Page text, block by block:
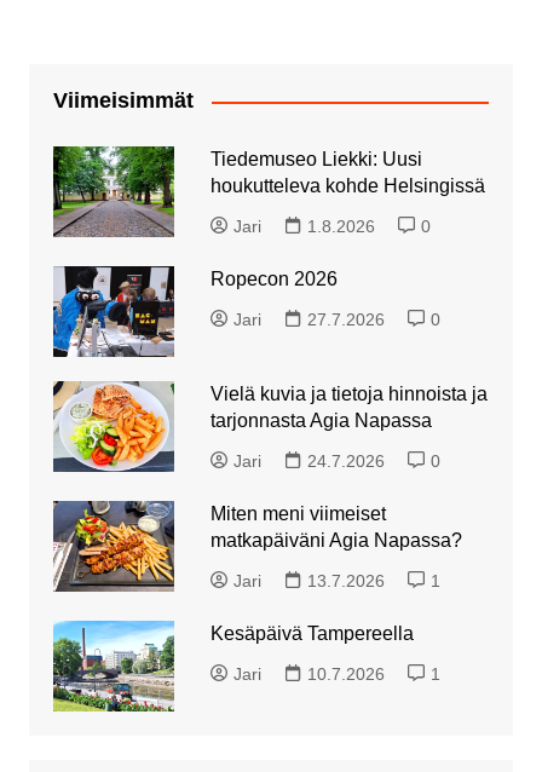
Viimeisimmät
Tiedemuseo Liekki: Uusi
houkutteleva kohde Helsingissä
Jari 1.8.2026 0
Ropecon 2026
Jari 27.7.2026 0
Vielä kuvia ja tietoja hinnoista ja
tarjonnasta Agia Napassa
Jari 24.7.2026 0
Miten meni viimeiset
matkapäiväni Agia Napassa?
Jari 13.7.2026 1
Kesäpäivä Tampereella
Jari 10.7.2026 1